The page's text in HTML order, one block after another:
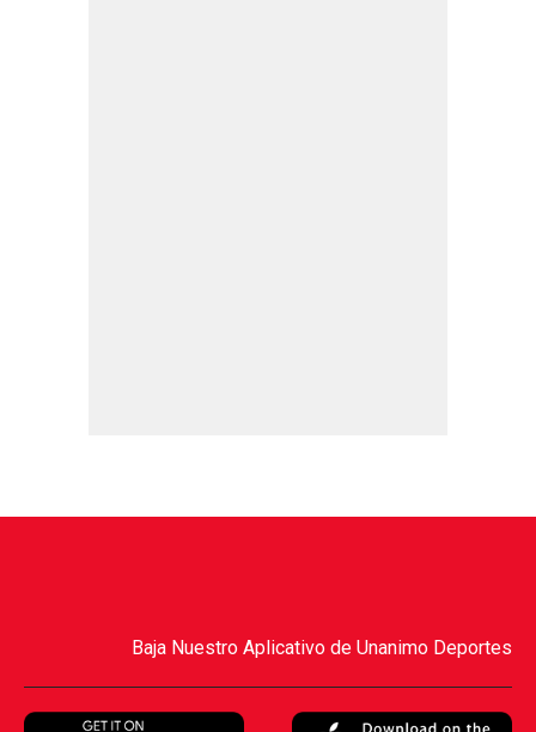
Baja Nuestro Aplicativo de Unanimo Deportes